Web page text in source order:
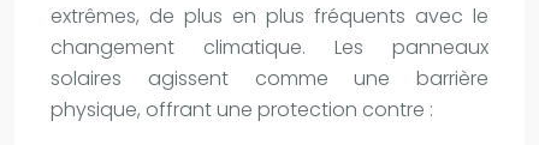
extrêmes, de plus en plus fréquents avec le
changement climatique. Les panneaux
solaires agissent comme une barrière
physique, offrant une protection contre :